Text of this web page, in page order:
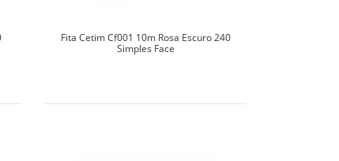
Fita Cetim Cf001 10m Rosa Escuro 240
Simples Face